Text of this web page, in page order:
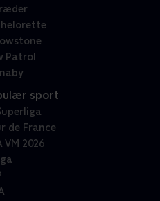
Patrol
sport
de France
VM 2026